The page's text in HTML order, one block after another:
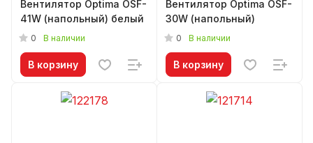
Вентилятор Optima OSF-
41W (напольный) белый
0 В наличии
В корзину
Вентилятор Optima OSF-
30W (напольный)
0 В наличии
В корзину